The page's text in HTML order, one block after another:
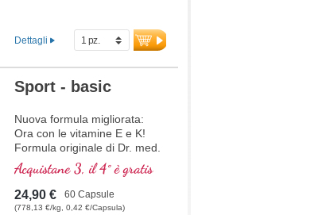
Dettagli
Sport - basic
Nuova formula migliorata:
Ora con le vitamine E e K!
Formula originale di Dr. med.
Michalzik, basata sulla ricerca
scientifica più avanzata.
Vitamine B 2, 6, 12 e acido
folico in forma bioattiva.
Acquistane 3, il 4° è gratis
24,90 € 60 Capsule
(778,13 €/kg, 0,42 €/Capsula)